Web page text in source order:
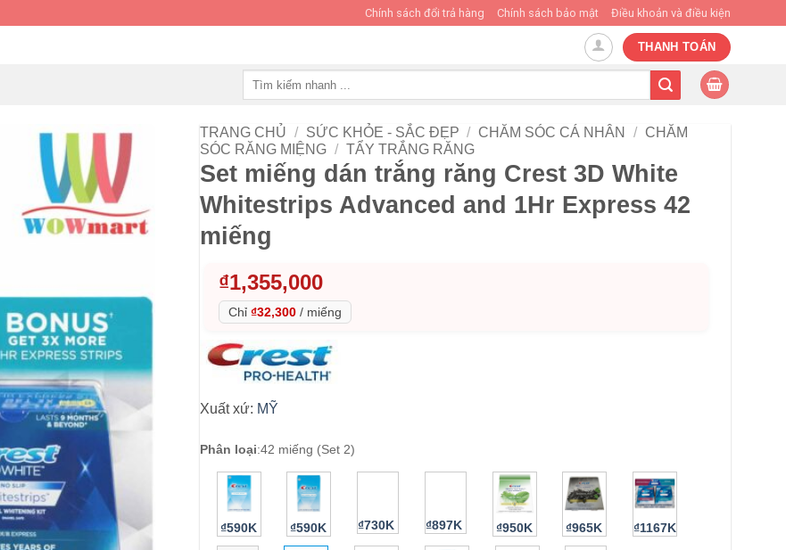
Chính sách đổi trả hàng Chính sách bảo mật Điều khoản và điều kiện
THANH TOÁN
TRANG CHỦ / SỨC KHỎE - SẮC ĐẸP / CHĂM SÓC CÁ NHÂN / CHĂM
SÓC RĂNG MIỆNG / TẨY TRẮNG RĂNG
Set miếng dán trắng răng Crest 3D White
Whitestrips Advanced and 1Hr Express 42
miếng
₫1,355,000
Chỉ ₫32,300 / miếng
Xuất xứ: MỸ
Phân loại:42 miếng (Set 2)
₫590K ₫590K ₫730K ₫897K ₫950K ₫965K ₫1167K